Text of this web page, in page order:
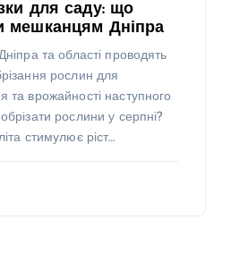
для саду: що
мешканцям Дніпра
та області проводять
рослин для
та врожайності наступного
рослини у серпні?
стимулює ріст…